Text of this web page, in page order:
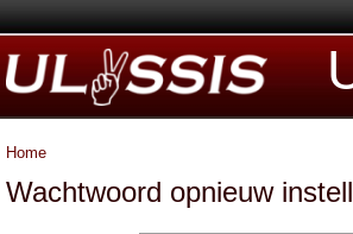
Home
Wachtwoord opnieuw